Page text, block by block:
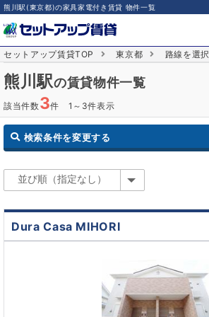
熊川駅(東京都)の家具家電付き賃貸 物件一覧
セットアップ賃貸TOP 東京都 路線を選択
熊川駅の賃貸物件一覧
該当件数3件 1～3件表示
検索条件を変更する
Dura Casa MIHORI